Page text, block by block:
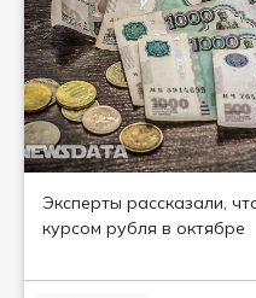
Эксперты рассказали,
курсом рубля в октябре